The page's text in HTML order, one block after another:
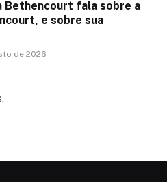
fala sobre a
e sobre sua
de 2026